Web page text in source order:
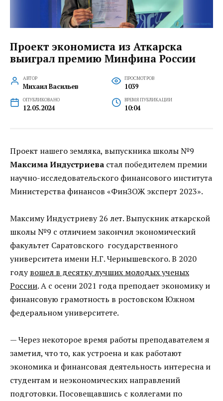
Проект экономиста из Аткарска
выиграл премию Минфина России
АВТОР
Михаил Васильев
ПРОСМОТРОВ
1039
ОПУБЛИКОВАНО
12.05.2024
ВРЕМЯ ПУБЛИКАЦИИ
10:04
Проект нашего земляка, выпускника школы №9
Максима Индустриева стал победителем премии
научно-исследовательского финансового института
Министерства финансов «ФинЗОЖ эксперт 2023».
Максиму Индустриеву 26 лет. Выпускник аткарской
школы №9 с отличием закончил экономический
факультет Саратовского государственного
университета имени Н.Г. Чернышевского. В 2020
годувошел в десятку лучших молодых ученых
России. А с осени 2021 года преподает экономику и
финансовую грамотность в ростовском Южном
федеральном университете.
— Через некоторое время работы преподавателем я
заметил, что то, как устроена и как работают
экономика и финансовая деятельность интересна и
студентам и неэкономических направлений
подготовки. Посовещавшись с коллегами по